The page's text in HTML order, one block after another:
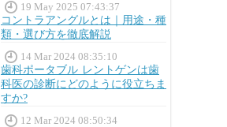
19 May 2025 07:43:37
コントラアングルとは｜用途・種
類・選び方を徹底解説
14 Mar 2024 08:35:10
歯科ポータブル レントゲンは歯
科医の診断にどのように役立ちま
すか?
12 Mar 2024 08:50:34